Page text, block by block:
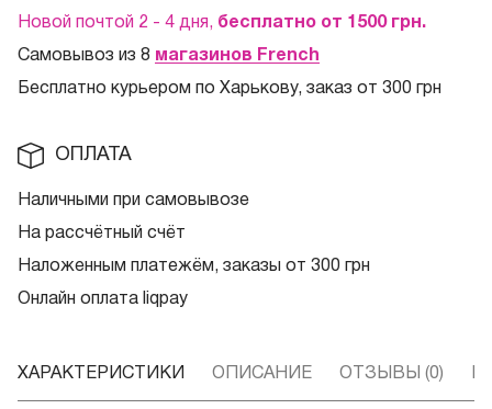
Новой почтой 2 - 4 дня, бесплатно от 1500 грн.
Самовывоз из 8 магазинов French
Бесплатно курьером по Харькову, заказ от 300 грн
ОПЛАТА
Наличными при самовывозе
На рассчётный счёт
Наложенным платежём, заказы от 300 грн
Онлайн оплата liqpay
ХАРАКТЕРИСТИКИ ОПИСАНИЕ ОТЗЫВЫ (0)